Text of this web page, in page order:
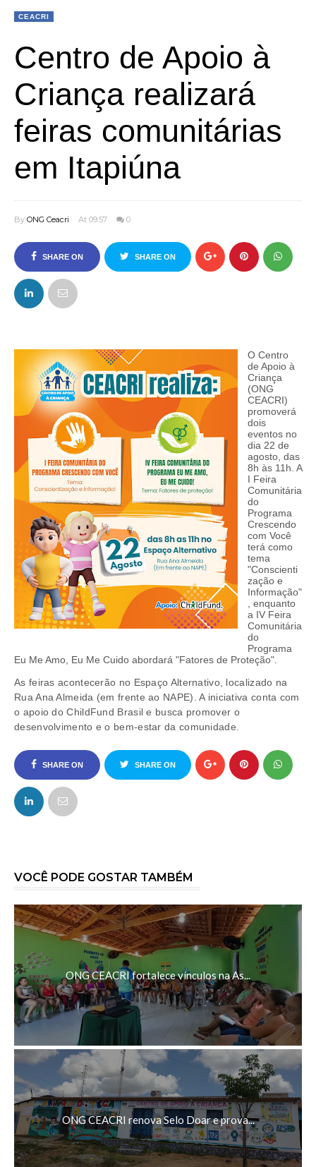
CEACRI
Centro de Apoio à
Criança realizará
feiras comunitárias
em Itapiúna
By ONG Ceacri At 09:57 0
SHARE ON
FACEBOOK
SHARE ON
O Centro
de Apoio à
Criança
(ONG
CEACRI)
promoverá
dois
eventos no
dia 22 de
agosto, das
8h às 11h. A
I Feira
Comunitária
do
Programa
Crescendo
com Você
terá como
tema
"Conscienti
zação e
Informação"
, enquanto
a IV Feira
Comunitária
do
Programa
Eu Me Amo, Eu Me Cuido abordará "Fatores de Proteção".
As feiras acontecerão no Espaço Alternativo, localizado na
Rua Ana Almeida (em frente ao NAPE). A iniciativa conta com
o apoio do ChildFund Brasil e busca promover o
desenvolvimento e o bem-estar da comunidade.
SHARE ON
FACEBOOK
SHARE ON
VOCÊ PODE GOSTAR TAMBÉM
ONG CEACRI fortalece vínculos na As...
ONG CEACRI renova Selo Doar e prova...